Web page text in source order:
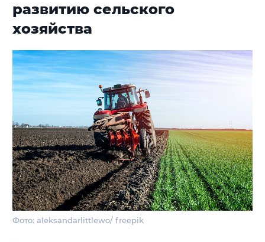
развитию сельского
хозяйства
Фото: aleksandarlittlewo/ freepik